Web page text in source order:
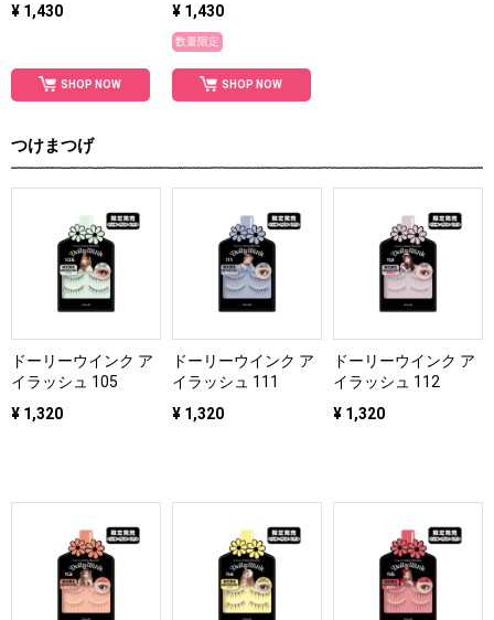
¥ 1,430
SHOP NOW
¥ 1,430
数量限定
SHOP NOW
つけまつげ
ドーリーウインク ア
イラッシュ 105
¥ 1,320
ドーリーウインク ア
イラッシュ 111
¥ 1,320
ドーリーウインク ア
イラッシュ 112
¥ 1,320